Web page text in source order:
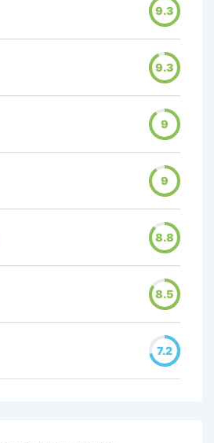
9.3
9.3
9
9
8.8
8.5
7.2